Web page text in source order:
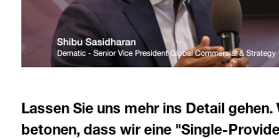
Lassen Sie uns mehr ins Detail
betonen, dass wir eine "Single-